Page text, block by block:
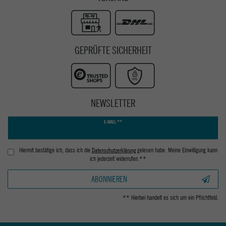
GEPRÜFTE SICHERHEIT
NEWSLETTER
E-MAIL **
Hiermit bestätige ich, dass ich die Daten­schutz­erklärunggelesen habe. Meine Einwilligung kann
ich jederzeit widerrufen.**
ABONNIEREN
** Hierbei handelt es sich um ein Pflichtfeld.